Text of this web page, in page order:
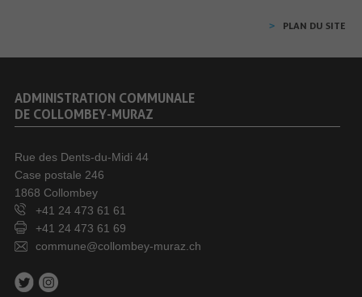
PLAN DU SITE
ADMINISTRATION COMMUNALE
DE COLLOMBEY-MURAZ
Rue des Dents-du-Midi 44
Case postale 246
1868 Collombey
+41 24 473 61 61
+41 24 473 61 69
commune@collombey-muraz.ch